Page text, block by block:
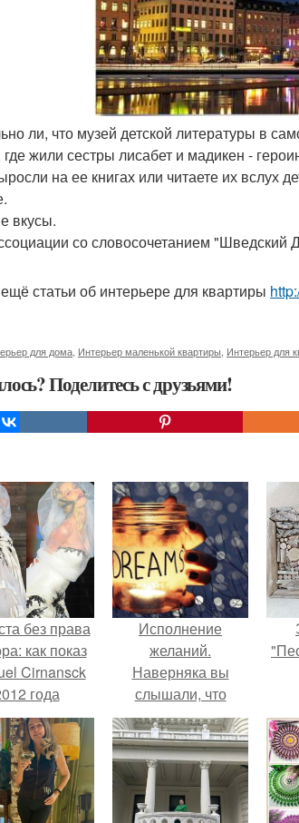
ли, что музей детской литературы в
жили сестры лисабет и мадикен -
на ее книгах или читаете их вслух
вкусы.
со словосочетанием "Шведский
статьи об интерьере для квартиры
для дома Интерьер маленькой квартиры Интерьер для
Поделитесь с друзьями!
без права
как показ
Cirnansck
года
подиум
против
Исполнение
желаний.
Наверняка вы
слышали, что
мысли
материализуются.